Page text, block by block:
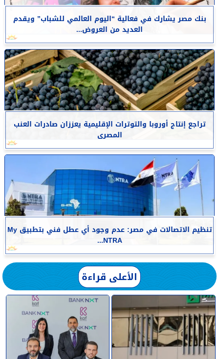
بنك مصر يشارك في فعالية “اليوم العالمي للشباب” ويقدم
العديد من العروض...
تراجع إنتاج أوروبا والتوترات الإقليمية يعززان صادرات العنب
المصرى
تنظيم الاتصالات في مصر: عدم وجود أي عطل فني بتطبيق My
NTRA...
الأعلى قراءة